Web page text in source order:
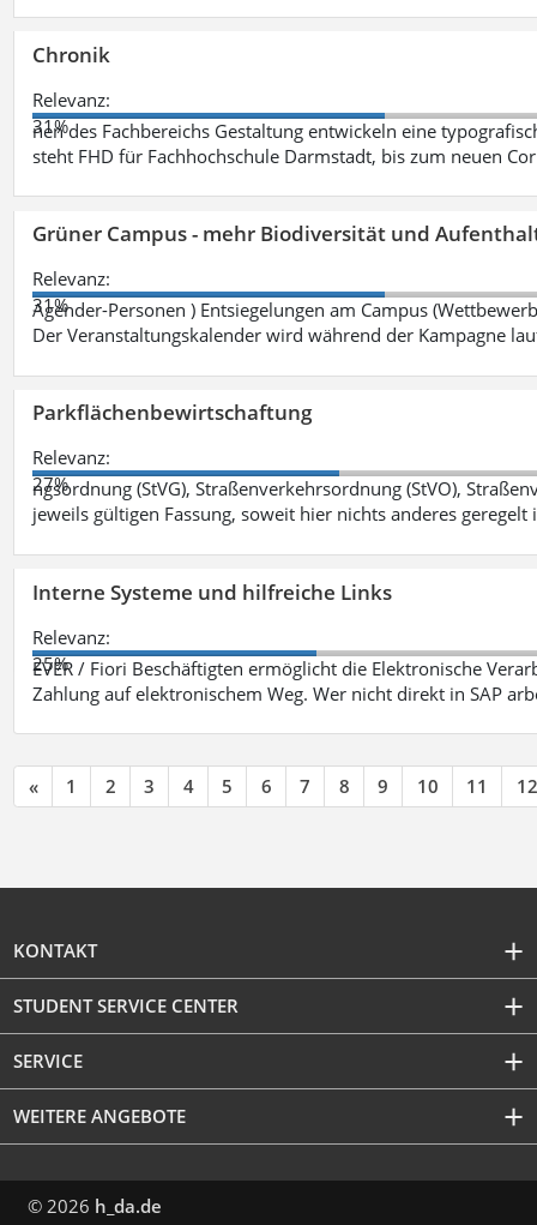
Chronik
Relevanz:
31%
nen des Fachbereichs Gestaltung entwickeln eine
steht FHD für Fachhochschule Darmstadt, bis zum neuen
Grüner Campus - mehr Biodiversität und
Relevanz:
31%
Agender-Personen ) Entsiegelungen am Campus
Der Veranstaltungskalender wird während der Kampagne
Parkflächenbewirtschaftung
Relevanz:
27%
ngsordnung (StVG), Straßenverkehrsordnung (StVO),
jeweils gültigen Fassung, soweit hier nichts anderes geregelt
Interne Systeme und hilfreiche Links
Relevanz:
25%
EVER / Fiori Beschäftigten ermöglicht die Elektronische
Zahlung auf elektronischem Weg. Wer nicht direkt in SAP
« 1 2 3 4 5 6 7 8 9 10 11 12
KONTAKT
STUDENT SERVICE CENTER
SERVICE
WEITERE ANGEBOTE
© 2026 h_da.de